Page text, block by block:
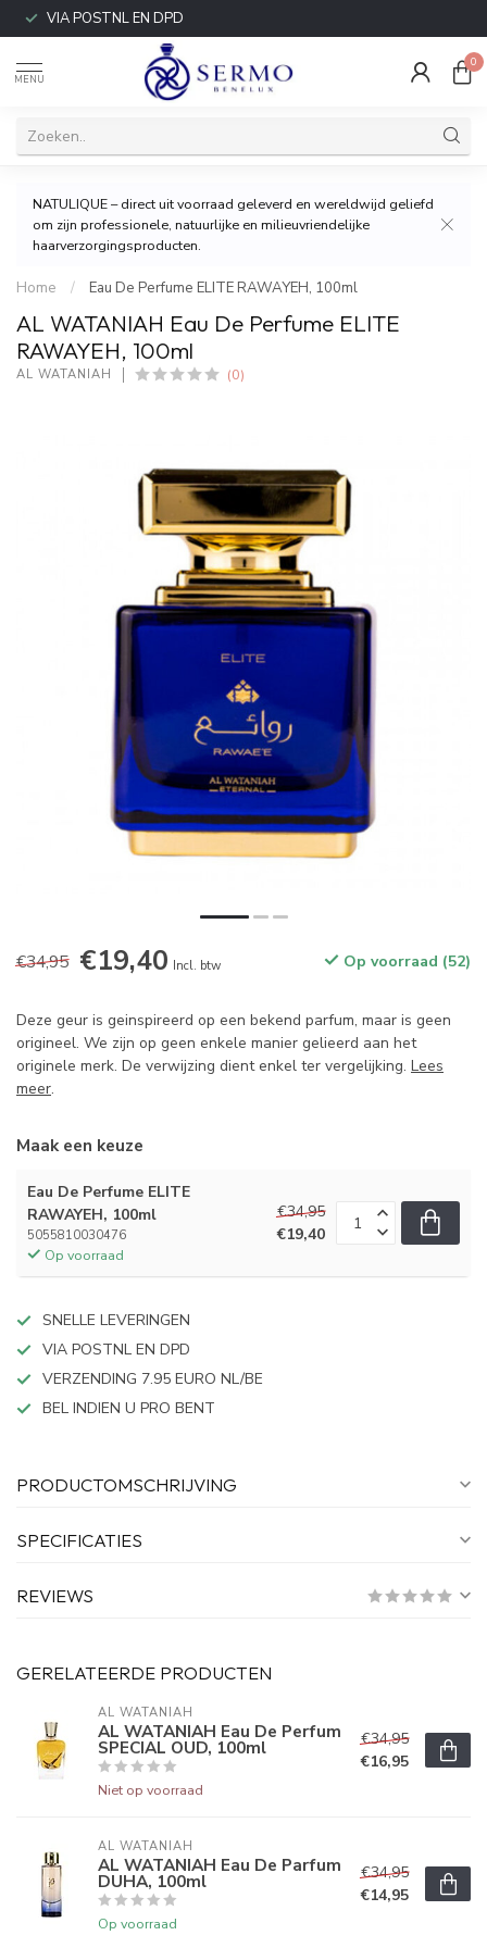
VIA POSTNL EN DPD
MENU
0
NATULIQUE – direct uit voorraad geleverd en wereldwijd geliefd
om zijn professionele, natuurlijke en milieuvriendelijke
haarverzorgingsproducten.
Home / Eau De Perfume ELITE RAWAYEH, 100ml
AL WATANIAH Eau De Perfume ELITE
RAWAYEH, 100ml
AL WATANIAH (0)
€34,95 €19,40 Incl. btw Op voorraad (52)
Deze geur is geinspireerd op een bekend parfum, maar is geen
origineel. We zijn op geen enkele manier gelieerd aan het
originele merk. De verwijzing dient enkel ter vergelijking. Lees
meer.
Maak een keuze
Eau De Perfume ELITE
RAWAYEH, 100ml
5055810030476
Op voorraad
€34,95
€19,40
SNELLE LEVERINGEN
VIA POSTNL EN DPD
VERZENDING 7.95 EURO NL/BE
BEL INDIEN U PRO BENT
PRODUCTOMSCHRIJVING
SPECIFICATIES
REVIEWS
GERELATEERDE PRODUCTEN
AL WATANIAH
AL WATANIAH Eau De Perfum
SPECIAL OUD, 100ml
Niet op voorraad
€34,95
€16,95
AL WATANIAH
AL WATANIAH Eau De Parfum
DUHA, 100ml
Op voorraad
€34,95
€14,95